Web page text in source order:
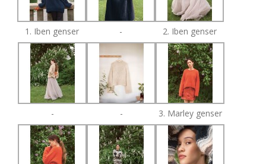
1. Iben genser - 2. Iben genser
- - 3. Marley genser